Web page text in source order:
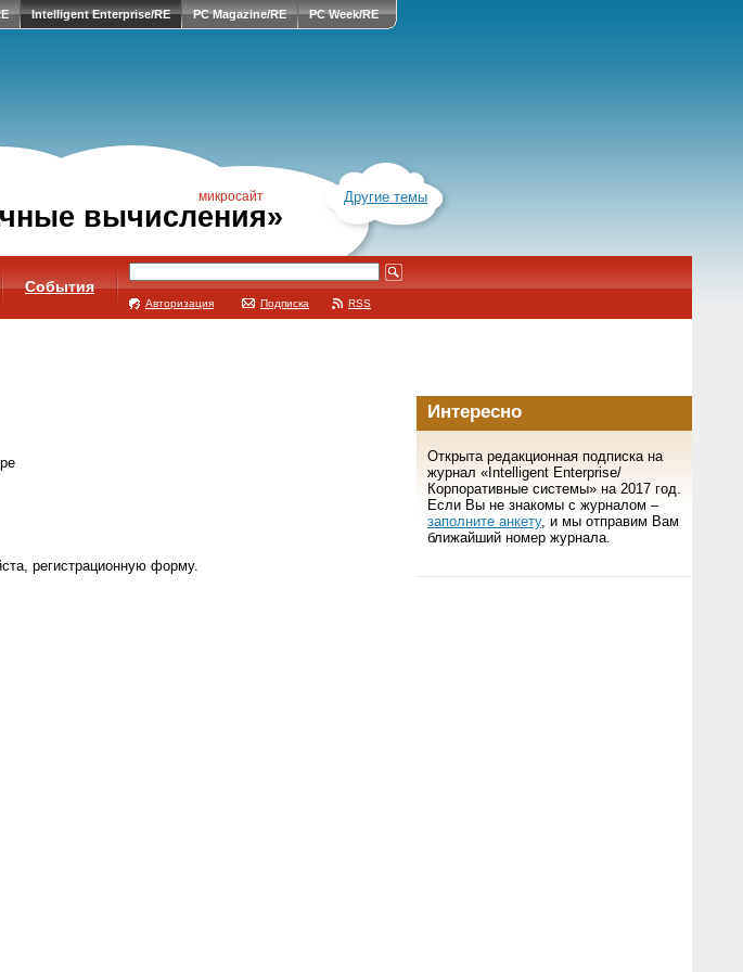
Intelligent Enterprise/RE PC Magazine/RE PC Week/RE
микросайт
вычисления»
Другие темы
События
Авторизация Подписка RSS
регистрационную форму.
Интересно
Открыта редакционная подписка на
журнал «Intelligent Enterprise/
Корпоративные системы» на 2017 год.
Если Вы не знакомы с журналом –
заполните анкету, и мы отправим Вам
ближайший номер журнала.